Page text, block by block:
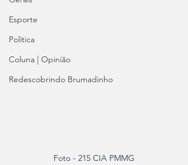
Esporte
Política
Coluna | Opinião
Redescobrindo Brumadinho
Foto - 215 CIA PMMG